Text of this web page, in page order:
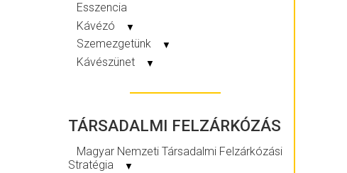
Esszencia
Kávézó
▼
Szemezgetünk ▼
Kávészünet ▼
TÁRSADALMI FELZÁRKÓZÁS
Magyar Nemzeti Társadalmi Felzárkózási
Stratégia
▼